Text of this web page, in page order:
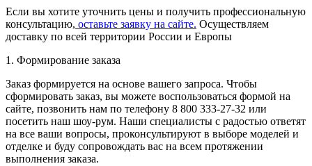
Если вы хотите уточнить цены и получить профессиональную
консультацию, оставьте заявку на сайте. Осуществляем
доставку по всей территории России и Европы
1. Формирование заказа
Заказ формируется на основе вашего запроса. Чтобы
сформировать заказ, вы можете воспользоваться формой на
сайте, позвонить нам по телефону 8 800 333-27-32 или
посетить наш шоу-рум. Наши специалисты с радостью ответят
на все ваши вопросы, проконсультируют в выборе моделей и
отделке и буду сопровождать вас на всем протяжении
выполнения заказа.